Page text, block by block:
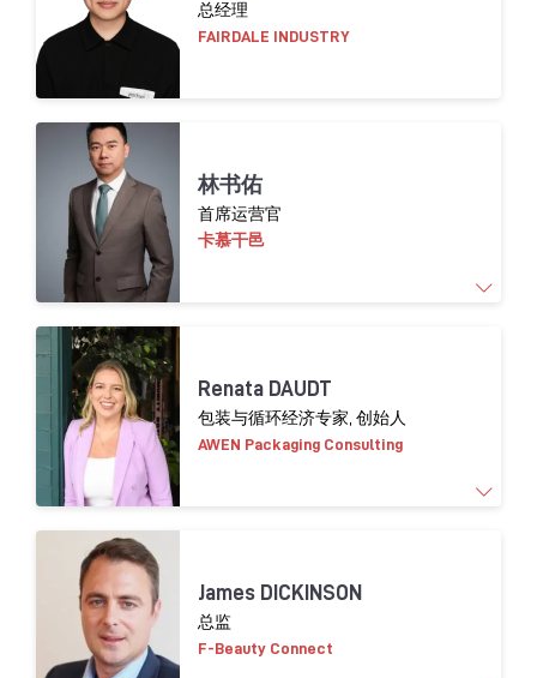
总经理
FAIRDALE INDUSTRY
林书佑
首席运营官
卡慕干邑
我目前担任卡慕远流（Camus Yuanliu）的首席
执行官。作为一家中国领先的进口烈酒公司，
我负责管理旗下超过20个高端国际品牌。我的
核心工作是通过战略分销伙伴合作、渠道开拓
以及具有市场引领力的商业策略，驱动公司实
的市场营销职能，涵盖战略规划、品牌资产建
设和数字化运营。
我的专业背景包括在酩悦轩尼诗帝亚吉欧（隶
属于LVMH集团）担任高级商业职务超过八年。
Renata DAUDT
包装与循环经济专家, 创始人
AWEN Packaging Consulting
Renata Daudt
有化学工程与包装工程专业背景，目前正在攻
读循环设计方向博士学位。她在欧洲、亚洲和
南美拥有超过十年的国际行业经验，专注于可
James DICKINSON
总监
F-Beauty Connect